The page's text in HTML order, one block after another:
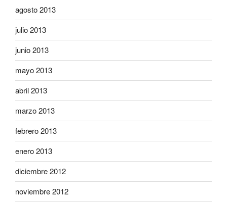
agosto 2013
julio 2013
junio 2013
mayo 2013
abril 2013
marzo 2013
febrero 2013
enero 2013
diciembre 2012
noviembre 2012